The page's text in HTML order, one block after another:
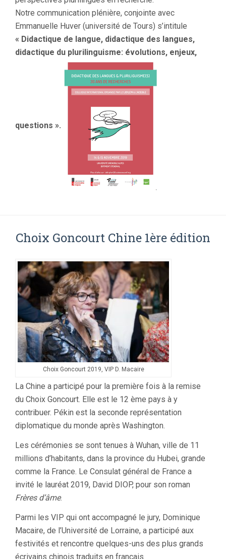
Notre communication plénière, conjointe avec
Emmanuelle Huver (université de Tours) s’intitule
« Didactique de langue, didactique des langues,
didactique du plurilinguisme: évolutions, enjeux,
questions ».
Choix Goncourt Chine 1ère édition
Choix Goncourt 2019, VIP D. Macaire
La Chine a participé pour la première fois à la remise
du Choix Goncourt. Elle est le 12 ème pays à y
contribuer. Pékin est la seconde représentation
diplomatique du monde après Washington.
Les cérémonies se sont tenues à Wuhan, ville de 11
millions d’habitants, dans la province du Hubei, grande
comme la France. Le Consulat général de France a
invité le lauréat 2019, David DIOP, pour son roman
Frères d’âme.
Parmi les VIP qui ont accompagné le jury, Dominique
Macaire, de l’Université de Lorraine, a participé aux
festivités et rencontre quelques-uns des plus grands
écrivains chinois traduits en français.